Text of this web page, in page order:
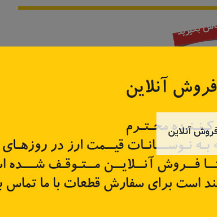
راست شل گیر جلو چپ ساندرو
کد قطعه:8200735438
قیمت: ۳۲۲٬۵۰۰ تومان
اطلاعات بیشتر
زه سپر
کد
آنلاین